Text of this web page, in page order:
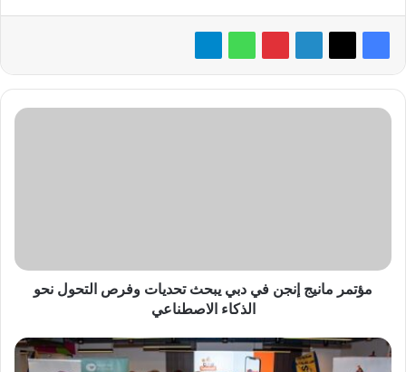
مؤتمر
التحول
مؤتمر مانيج إنجن في دبي يبحث تحديات وفرص التحول نحو
الذكاء الاصطناعي
طلبات